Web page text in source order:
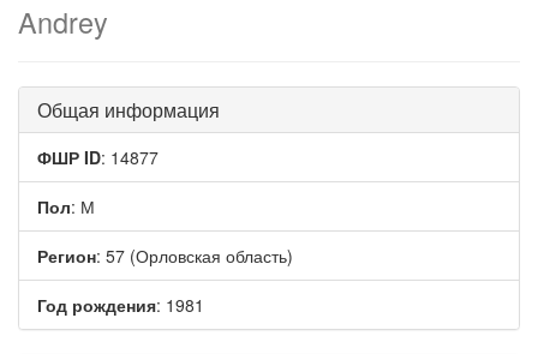
Andrey
Общая информация
ФШР ID: 14877
Пол: М
Регион: 57 (Орловская область)
Год рождения: 1981